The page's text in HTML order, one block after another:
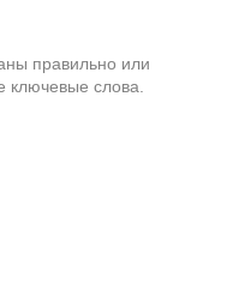
правильно или
ключевые слова.